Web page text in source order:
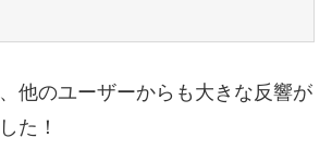
他のユーザーからも大きな反響が
た！